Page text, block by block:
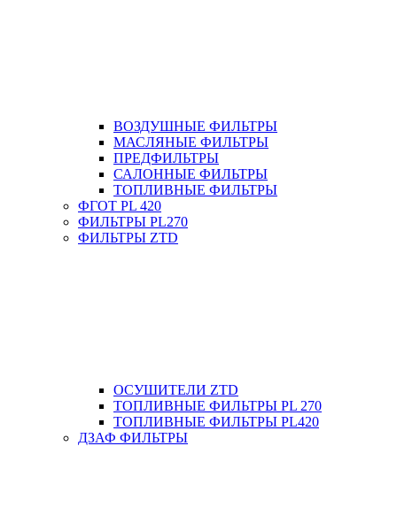
ВОЗДУШНЫЕ ФИЛЬТРЫ
МАСЛЯНЫЕ ФИЛЬТРЫ
ПРЕДФИЛЬТРЫ
САЛОННЫЕ ФИЛЬТРЫ
ТОПЛИВНЫЕ ФИЛЬТРЫ
ФГОТ PL 420
ФИЛЬТРЫ PL270
ФИЛЬТРЫ ZTD
ОСУШИТЕЛИ ZTD
ТОПЛИВНЫЕ ФИЛЬТРЫ PL 270
ТОПЛИВНЫЕ ФИЛЬТРЫ PL420
ДЗАФ ФИЛЬТРЫ